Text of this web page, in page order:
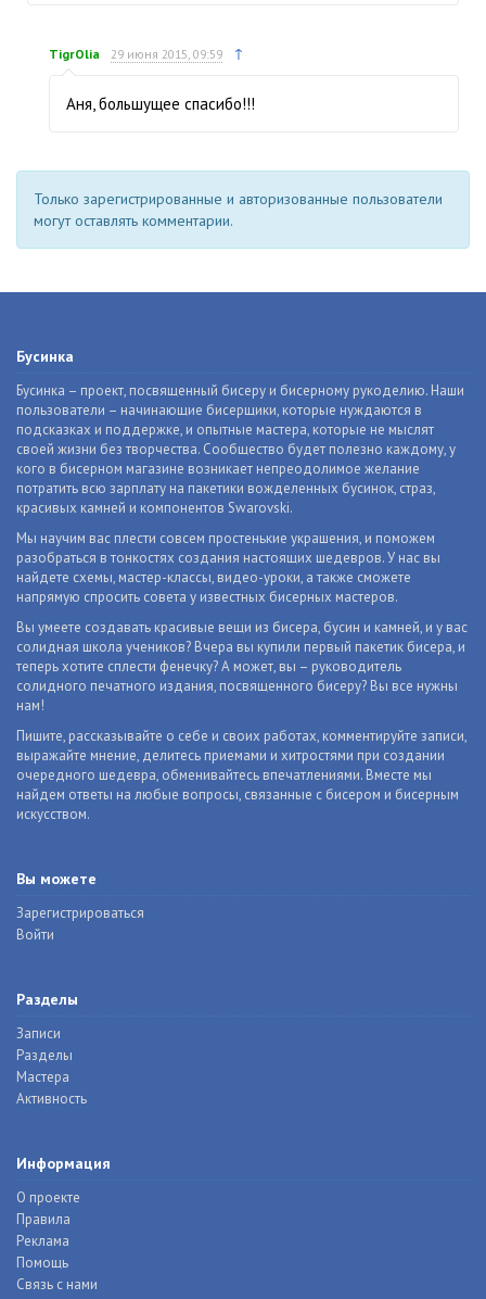
TigrOlia 29 июня 2015, 09:59 ↑
Аня, большущее спасибо!!!
Только зарегистрированные и авторизованные пользователи
могут оставлять комментарии.
Бусинка
Бусинка – проект, посвященный бисеру и бисерному рукоделию. Наши
пользователи – начинающие бисерщики, которые нуждаются в
подсказках и поддержке, и опытные мастера, которые не мыслят
своей жизни без творчества. Сообщество будет полезно каждому, у
кого в бисерном магазине возникает непреодолимое желание
потратить всю зарплату на пакетики вожделенных бусинок, страз,
красивых камней и компонентов Swarovski.
Мы научим вас плести совсем простенькие украшения, и поможем
разобраться в тонкостях создания настоящих шедевров. У нас вы
найдете схемы, мастер-классы, видео-уроки, а также сможете
напрямую спросить совета у известных бисерных мастеров.
Вы умеете создавать красивые вещи из бисера, бусин и камней, и у вас
солидная школа учеников? Вчера вы купили первый пакетик бисера, и
теперь хотите сплести фенечку? А может, вы – руководитель
солидного печатного издания, посвященного бисеру? Вы все нужны
нам!
Пишите, рассказывайте о себе и своих работах, комментируйте записи,
выражайте мнение, делитесь приемами и хитростями при создании
очередного шедевра, обменивайтесь впечатлениями. Вместе мы
найдем ответы на любые вопросы, связанные с бисером и бисерным
искусством.
Вы можете
Зарегистрироваться
Войти
Разделы
Записи
Разделы
Мастера
Активность
Информация
О проекте
Правила
Реклама
Помощь
Связь с нами